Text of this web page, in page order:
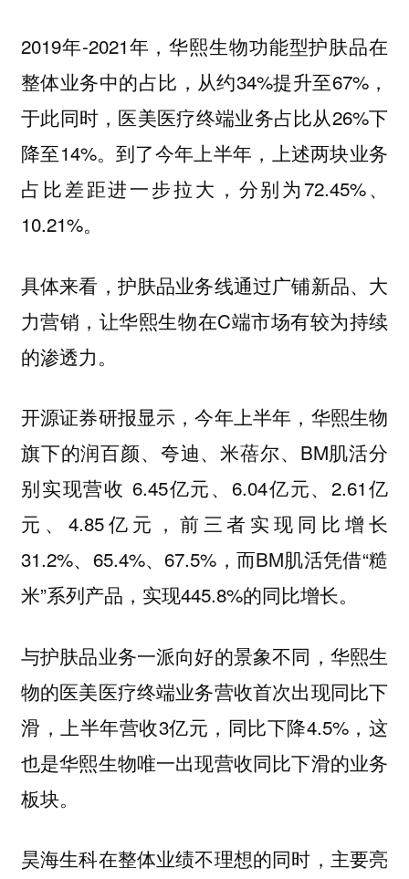
2019年-2021年，华熙生物功能型护肤品在
整体业务中的占比，从约34%提升至67%，
于此同时，医美医疗终端业务占比从26%下
降至14%。到了今年上半年，上述两块业务
占比差距进一步拉大，分别为72.45%、
10.21%。
具体来看，护肤品业务线通过广铺新品、大
力营销，让华熙生物在C端市场有较为持续
的渗透力。
开源证券研报显示，今年上半年，华熙生物
旗下的润百颜、夸迪、米蓓尔、BM肌活分
别实现营收 6.45亿元、6.04亿元、2.61亿
元、4.85亿元，前三者实现同比增长
31.2%、65.4%、67.5%，而BM肌活凭借“糙
米”系列产品，实现445.8%的同比增长。
与护肤品业务一派向好的景象不同，华熙生
物的医美医疗终端业务营收首次出现同比下
滑，上半年营收3亿元，同比下降4.5%，这
也是华熙生物唯一出现营收同比下滑的业务
板块。
昊海生科在整体业绩不理想的同时，主要亮